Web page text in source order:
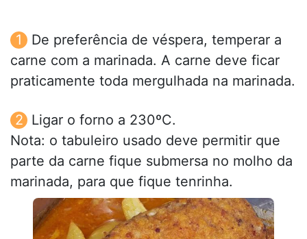
De preferência de véspera, temperar a
carne com a marinada. A carne deve ficar
praticamente toda mergulhada na marinada.
Ligar o forno a 230ºC.
Nota: o tabuleiro usado deve permitir que
parte da carne fique submersa no molho da
marinada, para que fique tenrinha.